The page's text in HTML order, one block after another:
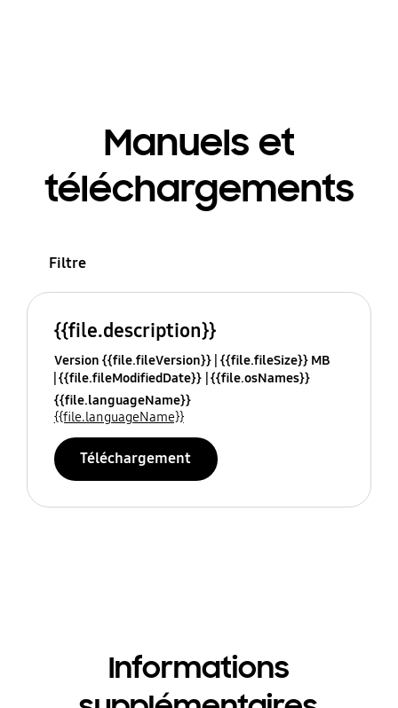
Manuels et
téléchargements
Filtre
{{file.description}}
Version {{file.fileVersion}} {{file.fileSize}} MB
{{file.fileModifiedDate}} {{file.osNames}}
{{file.languageName}}
{{file.languageName}}
Téléchargement
Informations